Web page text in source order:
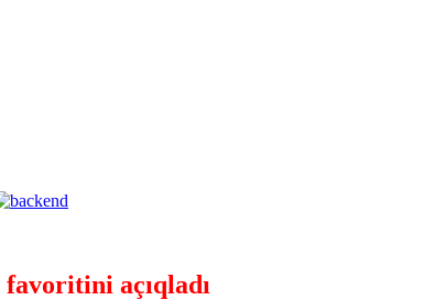
favoritini açıqladı